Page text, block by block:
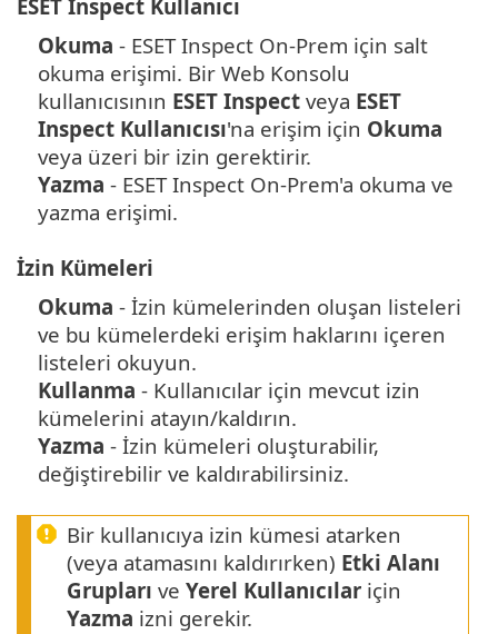
ESET Inspect Kullanıcı
Okuma - ESET Inspect On-Prem için salt
okuma erişimi. Bir Web Konsolu
kullanıcısının ESET Inspect veya ESET
Inspect Kullanıcısı'na erişim için Okuma
veya üzeri bir izin gerektirir.
Yazma - ESET Inspect On-Prem'a okuma ve
yazma erişimi.
İzin Kümeleri
Okuma - İzin kümelerinden oluşan listeleri
ve bu kümelerdeki erişim haklarını içeren
listeleri okuyun.
Kullanma - Kullanıcılar için mevcut izin
kümelerini atayın/kaldırın.
Yazma - İzin kümeleri oluşturabilir,
değiştirebilir ve kaldırabilirsiniz.
Bir kullanıcıya izin kümesi atarken
(veya atamasını kaldırırken) Etki Alanı
Grupları ve Yerel Kullanıcılar için
Yazma izni gerekir.